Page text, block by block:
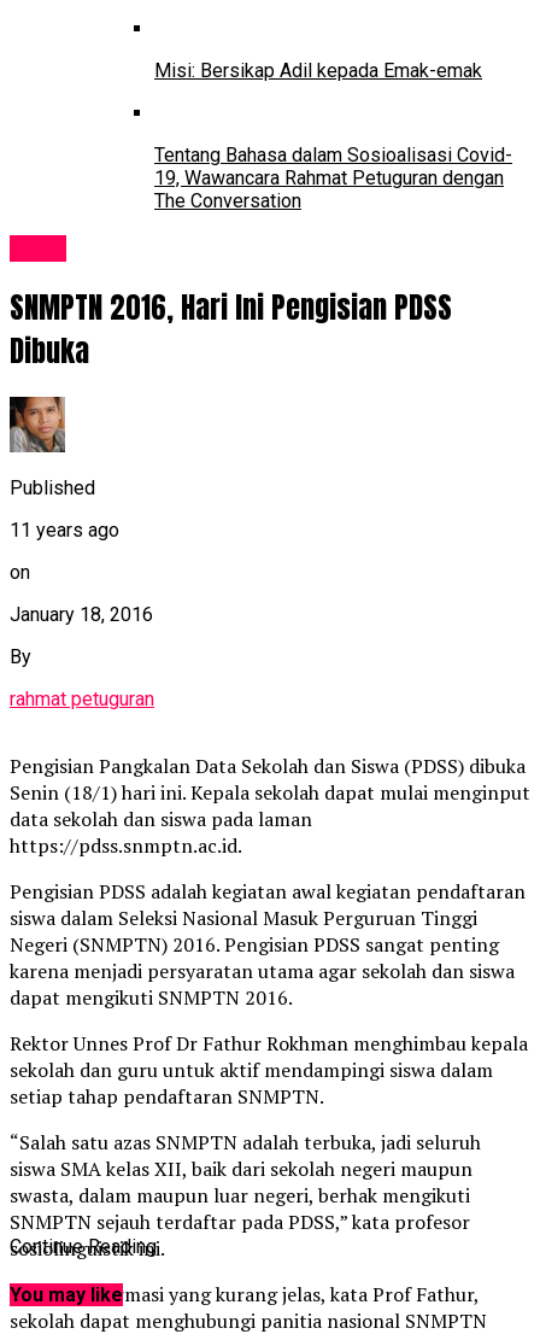
Misi: Bersikap Adil kepada Emak-emak
Tentang Bahasa dalam Sosioalisasi Covid-
19, Wawancara Rahmat Petuguran dengan
The Conversation
SNMPTN 2016, Hari Ini Pengisian PDSS
Dibuka
Published
11 years ago
on
January 18, 2016
By
rahmat petuguran
Pengisian Pangkalan Data Sekolah dan Siswa (PDSS) dibuka
Senin (18/1) hari ini. Kepala sekolah dapat mulai menginput
data sekolah dan siswa pada laman
https://pdss.snmptn.ac.id.
Pengisian PDSS adalah kegiatan awal kegiatan pendaftaran
siswa dalam Seleksi Nasional Masuk Perguruan Tinggi
Negeri (SNMPTN) 2016. Pengisian PDSS sangat penting
karena menjadi persyaratan utama agar sekolah dan siswa
dapat mengikuti SNMPTN 2016.
Rektor Unnes Prof Dr Fathur Rokhman menghimbau kepala
sekolah dan guru untuk aktif mendampingi siswa dalam
setiap tahap pendaftaran SNMPTN.
“Salah satu azas SNMPTN adalah terbuka, jadi seluruh
siswa SMA kelas XII, baik dari sekolah negeri maupun
swasta, dalam maupun luar negeri, berhak mengikuti
SNMPTN sejauh terdaftar pada PDSS,” kata profesor
sosiolinguistik ini.
Jika ada informasi yang kurang jelas, kata Prof Fathur,
sekolah dapat menghubungi panitia nasional SNMPTN
Continue Reading
You may like